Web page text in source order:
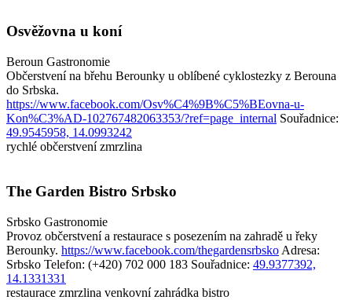
Osvěžovna u koní
Beroun Gastronomie
Občerstvení na břehu Berounky u oblíbené cyklostezky z Berouna
do Srbska.
https://www.facebook.com/Osv%C4%9B%C5%BEovna-u-
Kon%C3%AD-102767482063353/?ref=page_internal Souřadnice:
49.9545958, 14.0993242
rychlé občerstvení zmrzlina
The Garden Bistro Srbsko
Srbsko Gastronomie
Provoz občerstvení a restaurace s posezením na zahradě u řeky
Berounky. https://www.facebook.com/thegardensrbsko Adresa:
Srbsko Telefon: (+420) 702 000 183 Souřadnice: 49.9377392,
14.1331331
restaurace zmrzlina venkovní zahrádka bistro